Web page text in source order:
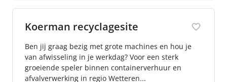
Koerman recyclagesite
Ben jij graag bezig met grote machines en hou je
van afwisseling in je werkdag? Voor een sterk
groeiende speler binnen containerverhuur en
afvalverwerking in regio Wetteren...